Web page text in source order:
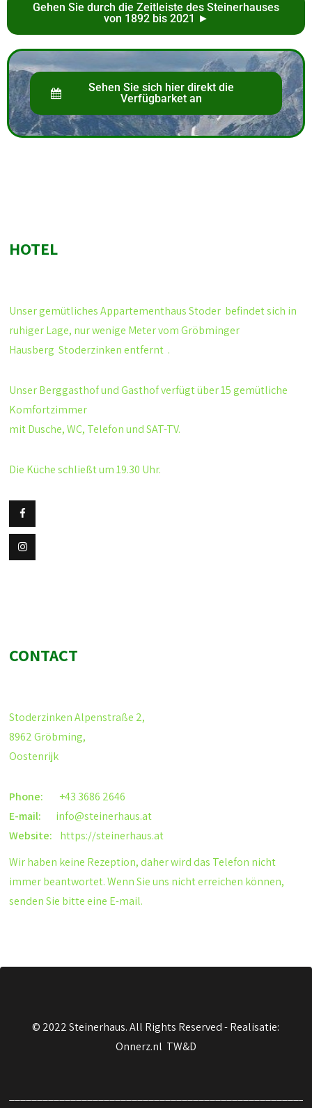
Gehen Sie durch die Zeitleiste des Steinerhauses
von 1892 bis 2021 ►
Sehen Sie sich hier direkt die
Verfügbarket an
HOTEL
Unser gemütlichesAppartementhaus Stoder befindet sich in
ruhiger Lage, nur wenige Meter vom Gröbminger
HausbergStoderzinkenentfernt .
Unser Berggasthof und Gasthof verfügt über 15 gemütliche
Komfortzimmer
mit Dusche, WC, Telefon und SAT-TV.
Die Küche schließt um 19.30 Uhr.
CONTACT
Stoderzinken Alpenstraße 2,
8962 Gröbming,
Oostenrijk
Phone:
+43 3686 2646
E-mail:
info@steinerhaus.at
Website:
https://steinerhaus.at
Wir haben keine Rezeption, daher wird das Telefon nicht
immer beantwortet. Wenn Sie uns nicht erreichen können,
senden Sie bitte eine E-mail.
© 2022 Steinerhaus. All Rights Reserved -Realisatie:
Onnerz.nl TW&D